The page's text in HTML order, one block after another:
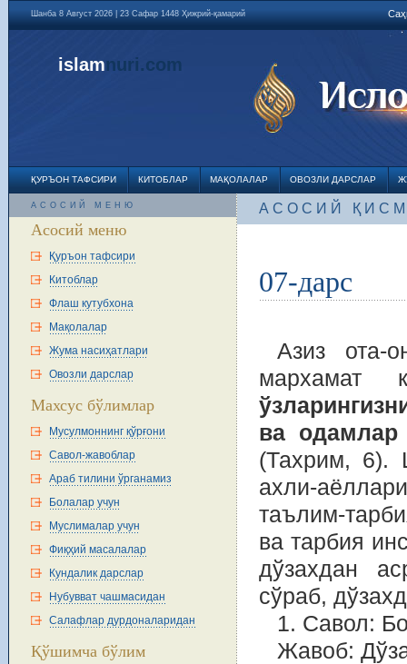
Шанба 8 Август 2026 | 23 Сафар 1448 Ҳижрий-қамарий
islamnuri.com
ҚУРЪОН ТАФСИРИ КИТОБЛАР МАҚОЛАЛАР ОВОЗЛИ ДАРСЛАР
АСОСИЙ МЕНЮ
Асосий меню
Қуръон тафсири
Китоблар
Флаш кутубхона
Мақолалар
Жума насиҳатлари
Овозли дарслар
Махсус бўлимлар
Мусулмоннинг қўрғони
Савол-жавоблар
Араб тилини ўрганамиз
Болалар учун
Муслималар учун
Фиқҳий масалалар
Кундалик дарслар
Нубувват чашмасидан
Салафлар дурдоналаридан
Қўшимча бўлим
АСОСИЙ
07-дарс
Азиз ота-
марxамат
ва одамлар
(Таxрим, 6).
аxли-
таълим-
ва тарбия
дўзахдан
сўраб,
1. Савол:
Жавоб: